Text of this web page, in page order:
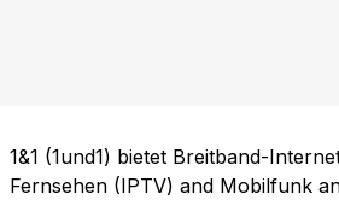
1&1 (1und1) bietet Breitband-
Fernsehen (IPTV) and Mobilfunk